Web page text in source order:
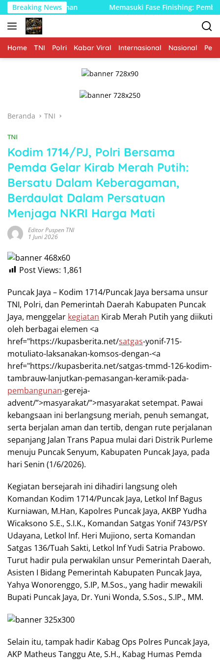
Langsung
ke
konten
Breaking NewsMemasuki Fase Finishing: Pembangunan Musholla
Home TNI Polri Kabar Viral Internasional Nasional
Beranda TNI
TNI
Kodim 1714/PJ, Polri Bersama
Pemda Gelar Kirab Merah Putih:
Bersatu Dalam Keberagaman,
Berdaulat Dalam Persatuan
Menjaga NKRI Harga Mati
Editor Puspen TNI
1 Juni 2026
Post Views: 1,861
Puncak Jaya – Kodim 1714/Puncak Jaya bersama unsur
TNI, Polri, dan Pemerintah Daerah Kabupaten Puncak
Jaya, menggelar kegiatan Kirab Merah Putih yang diikuti
oleh berbagai elemen <a
href="https://kupasberita.net/satgas-yonif-715-
motuliato-laksanakan-komsos-dengan-<a
href="https://kupasberita.net/satgas-tmmd-126-kodim-
tambrauw-lanjutkan-pemasangan-keramik-pada-
pembangunan-gereja-
advent/”>masyarakat/”>masyarakat setempat. Pawai
kebangsaan ini berlangsung meriah, penuh semangat,
serta berjalan aman dan tertib, dengan rute perjalanan
sepanjang Jalan Trans Papua mulai dari Distrik Purleme
menuju Puncak Senyum, Kabupaten Puncak Jaya, pada
hari Senin (1/6/2026).
Kegiatan bersejarah ini dihadiri langsung oleh
Komandan Kodim 1714/Puncak Jaya, Letkol Inf Bagus
Kurniawan, M.Han, Kapolres Puncak Jaya, AKBP Yudha
Wicaksono S.E., S.I.K., Komandan Satgas Yonif 743/PSY
Udayana, Letkol Inf. Heri Mujiono, serta Komandan
Satgas 136/Tuah Sakti, Letkol Inf Yudi Satria Prabowo.
Turut hadir pula perwakilan unsur Pemerintah Daerah,
Asisten I Bidang Pemerintah Kabupaten Puncak Jaya,
Yahya Wonorenggo, S.IP, M.Sos., yang hadir mewakili
Bupati Puncak Jaya, Dr. Yuni Wonda, S.Sos., S.IP., MM.
Selain itu, tampak hadir Kabag Ops Polres Puncak Jaya,
AKP Matheus Tanggu Ate, S.H., Kabag Humas Pemda